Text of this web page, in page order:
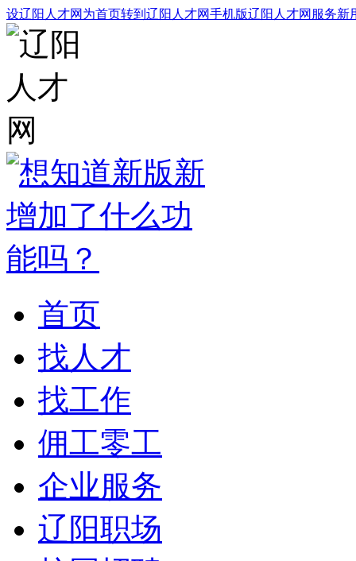
设辽阳人才网为首页转到辽阳人才网手机版辽阳人才网服务新
首页
找人才
找工作
佣工零工
企业服务
辽阳职场